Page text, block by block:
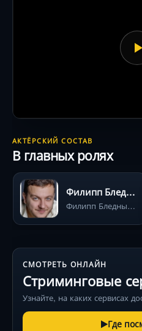
АКТЁРСКИЙ СОСТАВ
В главных ролях
Филипп Бледный
Филипп Бледный (глава семейства)
СМОТРЕТЬ ОНЛАЙН
Стриминговые
Узнайте, на каких сервисах
Где